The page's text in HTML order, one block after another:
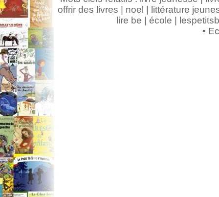
offrir des livres | noel | littérature
lire be | école |
•